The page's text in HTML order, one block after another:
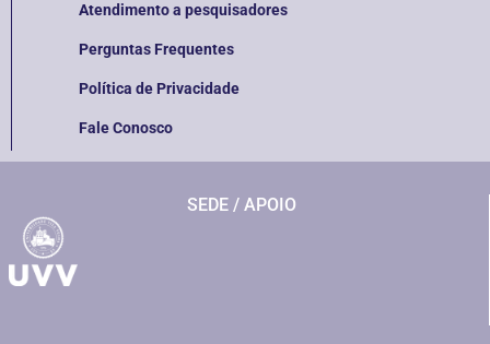
Atendimento a pesquisadores
Perguntas Frequentes
Política de Privacidade
Fale Conosco
SEDE / APOIO